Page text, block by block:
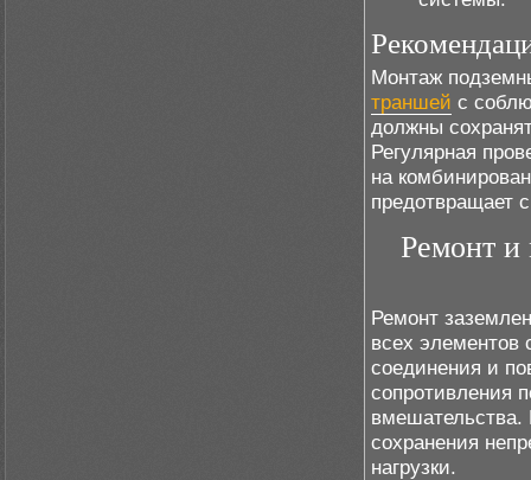
Монтаж
траншей с
должны
Регулярная
на
предотвращает
Ремонт и
Ремонт
всех
соединения и
сопротивления
вмешательства.
сохранения
нагрузки.